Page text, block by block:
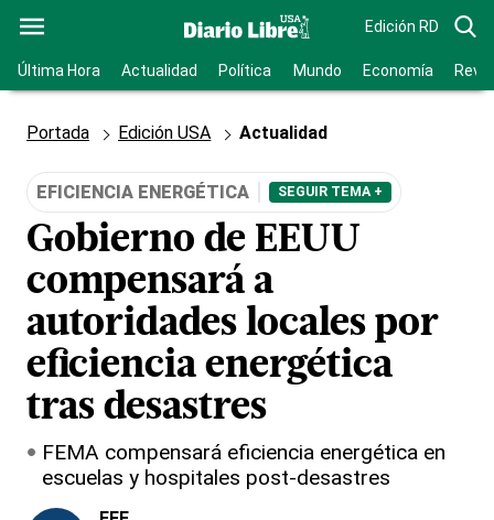
Edición RD
Última Hora Actualidad Política Mundo Economía
Portada Edición USA Actualidad
EFICIENCIA ENERGÉTICA SEGUIR TEMA +
Gobierno de EEUU
compensará a
autoridades locales por
eficiencia energética
tras desastres
FEMA compensará eficiencia energética en
escuelas y hospitales post-desastres